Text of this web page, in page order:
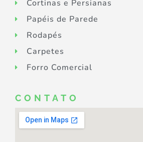
Cortinas e Persianas
Papéis de Parede
Rodapés
Carpetes
Forro Comercial
CONTATO